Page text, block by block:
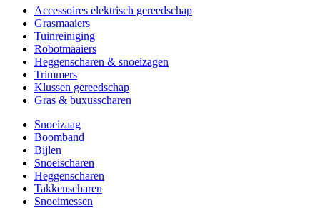
Accessoires elektrisch gereedschap
Grasmaaiers
Tuinreiniging
Robotmaaiers
Heggenscharen & snoeizagen
Trimmers
Klussen gereedschap
Gras & buxusscharen
Snoeizaag
Boomband
Bijlen
Snoeischaren
Heggenscharen
Takkenscharen
Snoeimessen